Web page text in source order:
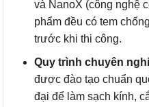
và NanoX (công nghệ
phẩm đều có tem
trước khi thi công.
Quy trình chuyên
được đào tạo chuẩn
đại để làm sạch kính,